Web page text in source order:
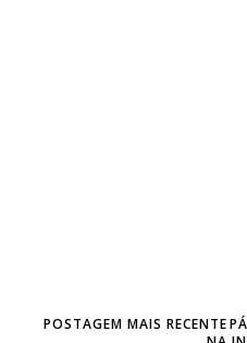
POSTAGEM MAIS RECENTE